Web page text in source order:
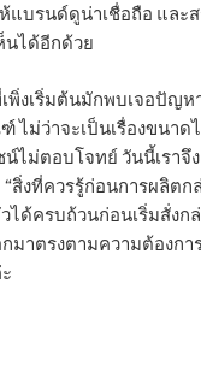
แบรนด์ดูน่าเชื่อถือ และ
นได้อีกด้วย
พิ่งเริ่มต้นมักพบเจอปัญห
ไม่ว่าจะเป็นเรื่องขนาด
น์ไม่ตอบโจทย์ วันนี้เรา
“สิ่งที่ควรรู้ก่อนการผลิต
ได้ครบถ้วนก่อนเริ่มสั่งก
มาตรงตามความต้องกา